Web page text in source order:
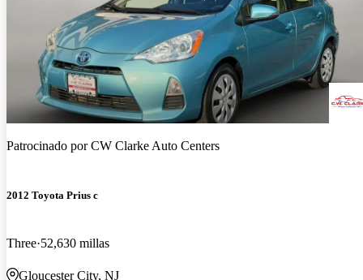
Patrocinado porCW Clarke Auto Centers
2012 Toyota Prius c
Three 52,630 millas
Gloucester City, NJ